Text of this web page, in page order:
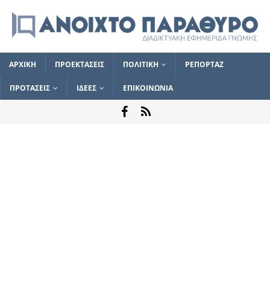
ΑΡΧΙΚΗ ΠΡΟΕΚΤΑΣΕΙΣ ΠΟΛΙΤΙΚΗ ΡΕΠΟΡΤΑΖ
ΠΡΟΤΑΣΕΙΣ ΙΔΕΕΣ ΕΠΙΚΟΙΝΩΝΙΑ